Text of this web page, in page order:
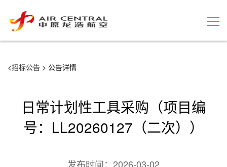
用户案例
<招标公告 > 公告详情
日常计划性工具采购（项目编
号：LL20260127（二次））
发布时间： 2026-03-02